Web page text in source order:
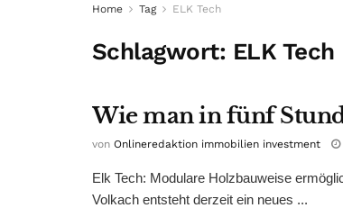
Home Tag ELK Tech
Schlagwort: ELK Tech
Wie man in fünf
von Onlineredaktion immobilien investment
Elk Tech: Modulare Holzbauweise
Volkach entsteht derzeit ein neues ...